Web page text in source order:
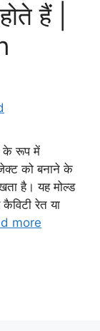
हैं |
के रूप में
को बनाने के
है। यह मोल्ड
रेत या
more